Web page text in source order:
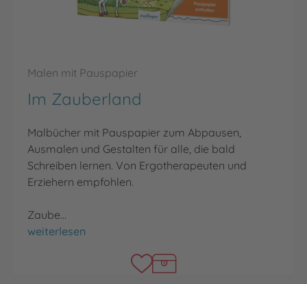
Malen mit Pauspapier
Im Zauberland
Malbücher mit Pauspapier zum Abpausen,
Ausmalen und Gestalten für alle, die bald
Schreiben lernen. Von Ergotherapeuten und
Erziehern empfohlen.
Zaube…
Im Zauberland
weiterlesen